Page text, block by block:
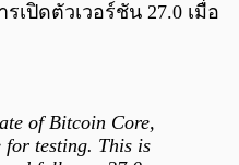
เปิดตัวเวอร์ชัน 27.0 เมื่อ
of Bitcoin Core,
testing. This is